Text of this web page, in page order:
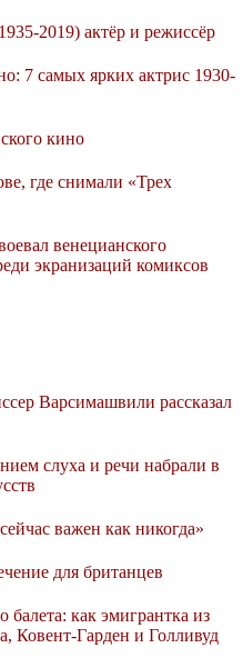
2019) актёр и режиссёр
7 самых ярких актрис 1930-
кино
где снимали «Трех
венецианского
экранизаций комиксов
Варсимашвили рассказал
слуха и речи набрали в
важен как никогда»
для британцев
как эмигрантка из
Ковент-Гарден и Голливуд